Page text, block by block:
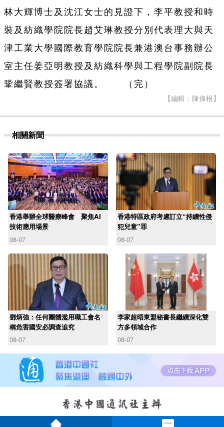
林大輝博士及沈江女士的見證下，李平教授和時
裝及紡織學院院長趙艾琳教授分別代表理大與天
津工業大學國際教育學院院長兼港澳台事務辦公
室主任姜亞明教授及紡織科學與工程學院副院長
鞏繼賢教授簽署協議。 （完）
【編輯：陳偉根】
相關新聞
香港舉辦全球醫療峰會 聚焦AI
技術應用場景
08-07
香港特區政府考慮訂立“持續性侵
犯兒童”罪
08-07
鄧炳強：任何團體濫用職工會名
稱危害國安必調查追究
08-07
李家超晤東盟秘書長繼續深化雙
方多領域合作
08-07